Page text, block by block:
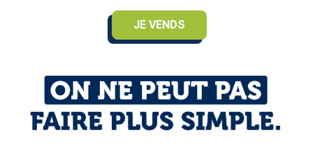
JE VENDS